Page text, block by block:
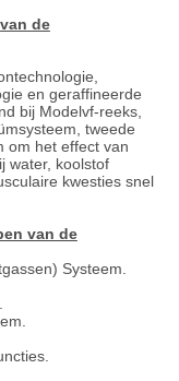
de
en geraffineerde
bij Modelvf-reeks,
tweede
om het effect van
water, koolstof
kwesties snel
van de
Systeem.